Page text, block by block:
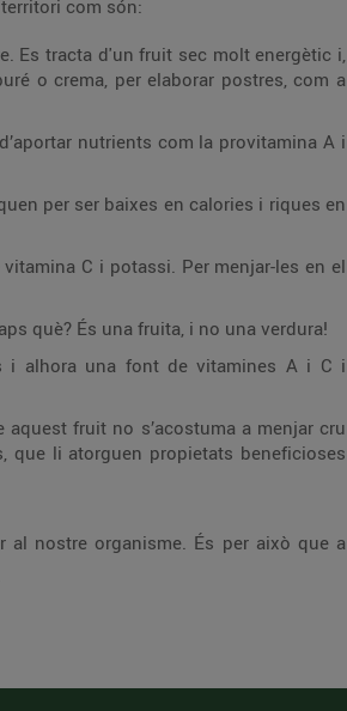
com són:
Es tracta d'un fruit sec molt energètic i,
o crema, per elaborar postres, com a
nutrients com la provitamina A i
per ser baixes en calories i riques en
C i potassi. Per menjar-les en el
què? És una fruita, i no una verdura!
i alhora una font de vitamines A i C i
fruit no s’acostuma a menjar cru
que li atorguen propietats beneficioses
nostre organisme. És per això que a